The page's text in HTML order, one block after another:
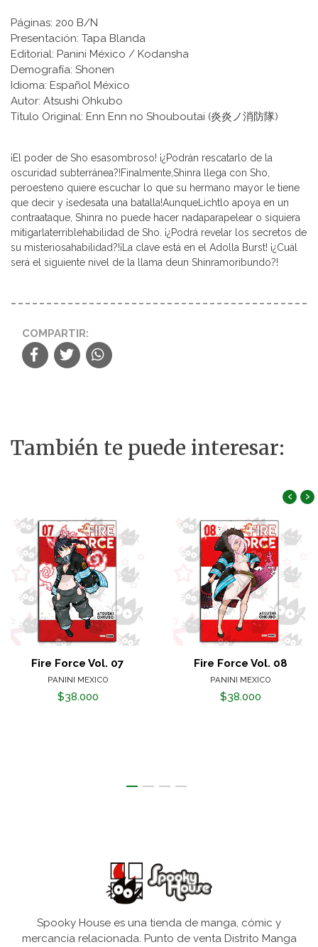
Páginas: 200 B/N
Presentación: Tapa Blanda
Editorial: Panini México / Kodansha
Demografía: Shonen
Idioma: Español México
Autor: Atsushi Ohkubo
Título Original: Enn Enn no Shouboutai (炎炎ノ消防隊)
¡El poder de Sho esasombroso! ¡¿Podrán rescatarlo de la
oscuridad subterránea?!Finalmente,Shinra llega con Sho,
peroesteno quiere escuchar lo que su hermano mayor le tiene
que decir y ¡sedesata una batalla!AunqueLichtlo apoya en un
contraataque, Shinra no puede hacer nadaparapelear o siquiera
mitigarlaterriblehabilidad de Sho. ¡¿Podrá revelar los secretos de
su misteriosahabilidad?!¡La clave está en el Adolla Burst! ¡¿Cuál
será el siguiente nivel de la llama deun Shinramoribundo?!
COMPARTIR:
También te puede interesar:
Fire Force Vol. 07
PANINI MEXICO
$38.000
Fire Force Vol. 08
PANINI MEXICO
$38.000
‹ ›
Spooky House es una tienda de manga, cómic y
mercancía relacionada. Punto de venta Distrito Manga